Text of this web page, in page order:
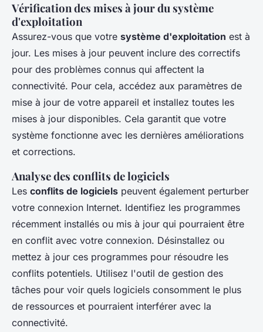
Vérification des mises à jour du système
d'exploitation
Assurez-vous que votre système d'exploitation est à
jour. Les mises à jour peuvent inclure des correctifs
pour des problèmes connus qui affectent la
connectivité. Pour cela, accédez aux paramètres de
mise à jour de votre appareil et installez toutes les
mises à jour disponibles. Cela garantit que votre
système fonctionne avec les dernières améliorations
et corrections.
Analyse des conflits de logiciels
Les conflits de logiciels peuvent également perturber
votre connexion Internet. Identifiez les programmes
récemment installés ou mis à jour qui pourraient être
en conflit avec votre connexion. Désinstallez ou
mettez à jour ces programmes pour résoudre les
conflits potentiels. Utilisez l'outil de gestion des
tâches pour voir quels logiciels consomment le plus
de ressources et pourraient interférer avec la
connectivité.